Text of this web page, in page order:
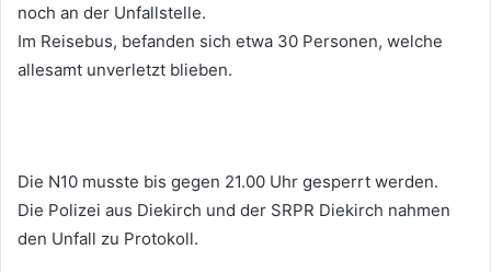
noch an der Unfallstelle.
Im Reisebus, befanden sich etwa 30 Personen, welche
allesamt unverletzt blieben.
Die N10 musste bis gegen 21.00 Uhr gesperrt werden.
Die Polizei aus Diekirch und der SRPR Diekirch nahmen
den Unfall zu Protokoll.